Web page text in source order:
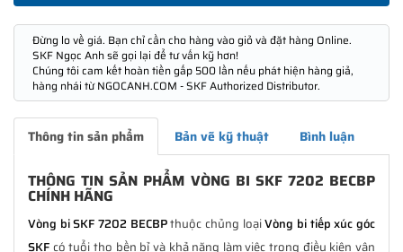
Đừng lo về giá. Bạn chỉ cần cho hàng vào giỏ và đặt hàng Online.
SKF Ngọc Anh sẽ gọi lại để tư vấn kỹ hơn!
Chúng tôi cam kết hoàn tiền gấp 500 lần nếu phát hiện hàng giả,
hàng nhái từ NGOCANH.COM - SKF Authorized Distributor.
Thông tin sản phẩm Bản vẽ kỹ thuật Bình luận
THÔNG TIN SẢN PHẨM VÒNG BI SKF 7202 BECBP
CHÍNH HÃNG
Vòng bi SKF 7202 BECBPthuộc chủng loạiVòng bi tiếp xúc góc
SKFcó tuổi thọ bền bỉ và khả năng làm việc trong điều kiện vận